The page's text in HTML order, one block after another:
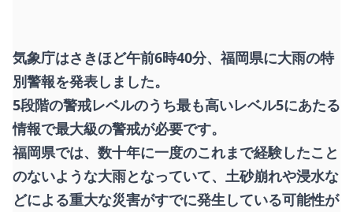
気象庁はさきほど午前6時40分、福岡県に大雨の特
別警報を発表しました。
5段階の警戒レベルのうち最も高いレベル5にあたる
情報で最大級の警戒が必要です。
福岡県では、数十年に一度のこれまで経験したこと
のないような大雨となっていて、土砂崩れや浸水な
どによる重大な災害がすでに発生している可能性が